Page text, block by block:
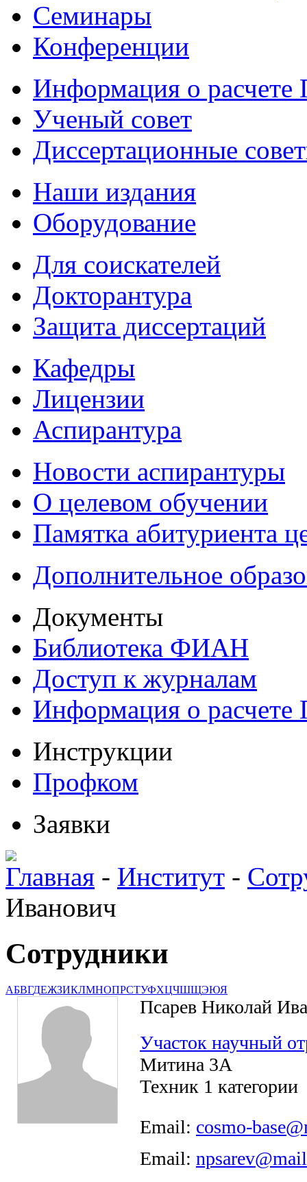
Семинары
Конференции
Информация о
Ученый совет
Диссертационные
Наши издания
Оборудование
Для соискателей
Докторантура
Защита диссертаций
Кафедры
Лицензии
Аспирантура
Новости аспирантуры
О целевом обучении
Памятка абитуриента
Дополнительное
Документы
Библиотека ФИАН
Доступ к журналам
Информация о
Инструкции
Профком
Заявки
Главная - Институт -
Иванович
Сотрудники
АБВГДЕЖЗИКЛМНОПРСТУФХЦЧШЩЭЮЯ
Псарев Николай
Участок научный
Митина 3А
Техник 1 категории
Email: cosmo-
Email: